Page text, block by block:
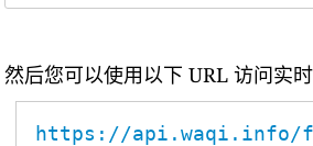
然后您可以使用以下 URL 访问实时
https://api.waqi.info/